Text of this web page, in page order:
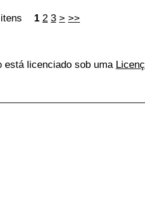
itens 1 2 3 > >>
está licenciado sob uma